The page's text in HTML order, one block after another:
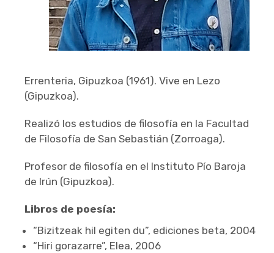
Errenteria, Gipuzkoa (1961). Vive en Lezo
(Gipuzkoa).
Realizó los estudios de filosofía en la Facultad
de Filosofía de San Sebastián (Zorroaga).
Profesor de filosofía en el Instituto Pío Baroja
de Irún (Gipuzkoa).
Libros de poesía:
“Bizitzeak hil egiten du”, ediciones beta, 2004
“Hiri gorazarre”, Elea, 2006